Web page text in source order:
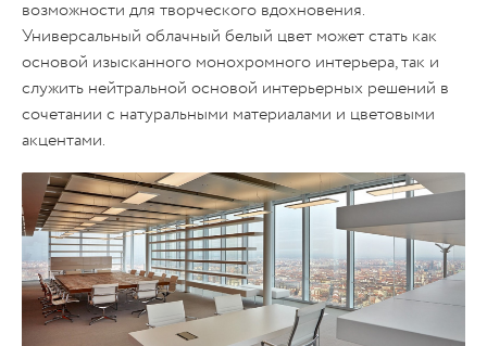
возможности для творческого вдохновения.
Универсальный облачный белый цвет может стать как
основой изысканного монохромного интерьера, так и
служить нейтральной основой интерьерных решений в
сочетании с натуральными материалами и цветовыми
акцентами.